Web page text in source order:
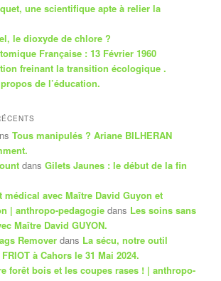
une scientifique apte à relier la
le dioxyde de chlore ?
Française : 13 Février 1960
freinant la transition écologique .
de l’éducation.
Tous manipulés ? Ariane BILHERAN
dansGilets Jaunes : le début de la fin
médical avec Maître David Guyon et
| anthropo-pedagogie dans Les soins sans
Maître David GUYON.
Remover dans La sécu, notre outil
à Cahors le 31 Mai 2024.
forêt bois et les coupes rases ! | anthropo-